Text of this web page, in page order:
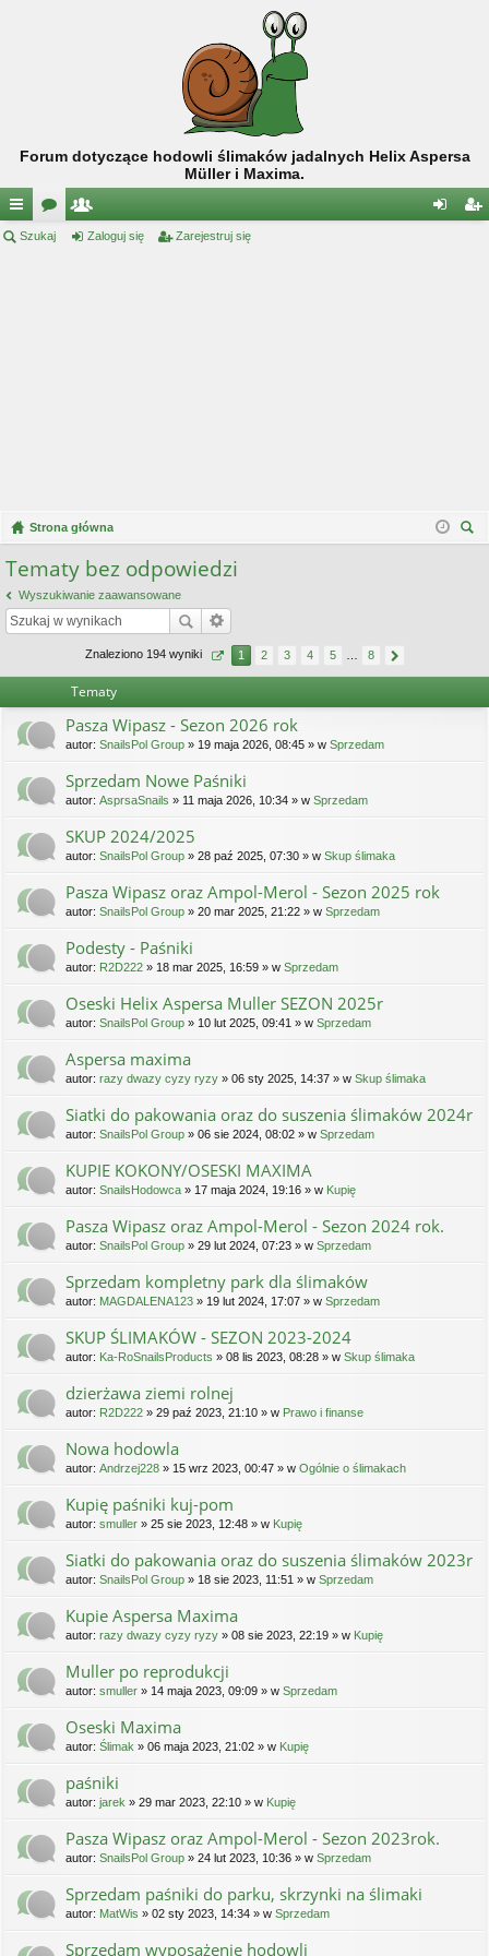
Forum dotyczące hodowli ślimaków jadalnych Helix Aspersa
Müller i Maxima.
ię or ży
Szukaj Zaloguj się Zarejestruj się
Strona główna
Tematy bez odpowiedzi
Wyszukiwanie zaawansowane
Znaleziono 194 wyniki 1 2 3 4 5 8
Tematy
Pasza Wipasz - Sezon 2026 rok
autor: SnailsPol Group » 19 maja 2026, 08:45 » w Sprzedam
Sprzedam Nowe Paśniki
autor: AsprsaSnails » 11 maja 2026, 10:34 » w Sprzedam
SKUP 2024/2025
autor: SnailsPol Group » 28 paź 2025, 07:30 » w Skup ślimaka
Pasza Wipasz oraz Ampol-Merol - Sezon 2025 rok
autor: SnailsPol Group » 20 mar 2025, 21:22 » w Sprzedam
Podesty - Paśniki
autor: R2D222 » 18 mar 2025, 16:59 » w Sprzedam
Oseski Helix Aspersa Muller SEZON 2025r
autor: SnailsPol Group » 10 lut 2025, 09:41 » w Sprzedam
Aspersa maxima
autor: razy dwazy cyzy ryzy » 06 sty 2025, 14:37 » w Skup ślimaka
Siatki do pakowania oraz do suszenia ślimaków 2024r
autor: SnailsPol Group » 06 sie 2024, 08:02 » w Sprzedam
KUPIE KOKONY/OSESKI MAXIMA
autor: SnailsHodowca » 17 maja 2024, 19:16 » w Kupię
Pasza Wipasz oraz Ampol-Merol - Sezon 2024 rok.
autor: SnailsPol Group » 29 lut 2024, 07:23 » w Sprzedam
Sprzedam kompletny park dla ślimaków
autor: MAGDALENA123 » 19 lut 2024, 17:07 » w Sprzedam
SKUP ŚLIMAKÓW - SEZON 2023-2024
autor: Ka-RoSnailsProducts » 08 lis 2023, 08:28 » w Skup ślimaka
dzierżawa ziemi rolnej
autor: R2D222 » 29 paź 2023, 21:10 » w Prawo i finanse
Nowa hodowla
autor: Andrzej228 » 15 wrz 2023, 00:47 » w Ogólnie o ślimakach
Kupię paśniki kuj-pom
autor: smuller » 25 sie 2023, 12:48 » w Kupię
Siatki do pakowania oraz do suszenia ślimaków 2023r
autor: SnailsPol Group » 18 sie 2023, 11:51 » w Sprzedam
Kupie Aspersa Maxima
autor: razy dwazy cyzy ryzy » 08 sie 2023, 22:19 » w Kupię
Muller po reprodukcji
autor: smuller » 14 maja 2023, 09:09 » w Sprzedam
Oseski Maxima
autor: Ślimak » 06 maja 2023, 21:02 » w Kupię
paśniki
autor: jarek » 29 mar 2023, 22:10 » w Kupię
Pasza Wipasz oraz Ampol-Merol - Sezon 2023rok.
autor: SnailsPol Group » 24 lut 2023, 10:36 » w Sprzedam
Sprzedam paśniki do parku, skrzynki na ślimaki
autor: MatWis » 02 sty 2023, 14:34 » w Sprzedam
Sprzedam wyposażenie hodowli